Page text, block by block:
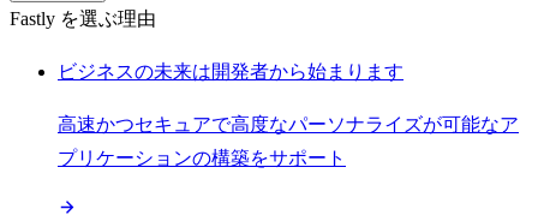
Fastly を選ぶ理由
ビジネスの未来は開発者から始まります
高速かつセキュアで高度なパーソナライズが可能なア
プリケーションの構築をサポート